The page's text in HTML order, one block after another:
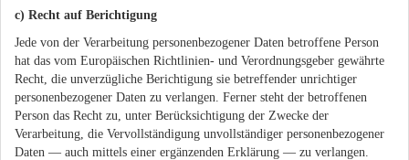
c) Recht auf Berichtigung
Jede von der Verarbeitung personenbezogener Daten betroffene Person
hat das vom Europäischen Richtlinien- und Verordnungsgeber gewährte
Recht, die unverzügliche Berichtigung sie betreffender unrichtiger
personenbezogener Daten zu verlangen. Ferner steht der betroffenen
Person das Recht zu, unter Berücksichtigung der Zwecke der
Verarbeitung, die Vervollständigung unvollständiger personenbezogener
Daten — auch mittels einer ergänzenden Erklärung — zu verlangen.